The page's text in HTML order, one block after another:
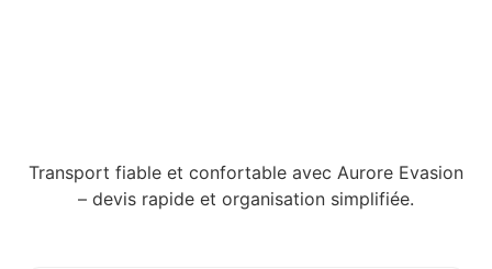
Transport fiable et confortable avec Aurore Evasion
– devis rapide et organisation simplifiée.